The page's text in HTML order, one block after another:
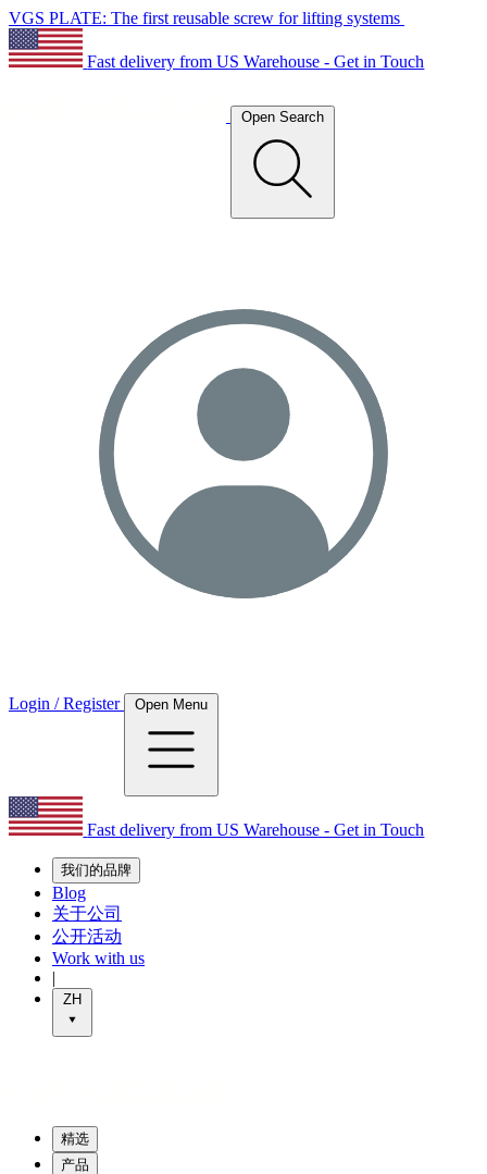
VGS PLATE: The first reusable screw for lifting systems
Fast delivery from US Warehouse - Get in Touch
Open Search
Login / Register Open Menu
Fast delivery from US Warehouse - Get in Touch
我们的品牌
Blog
关于公司
公开活动
Work with us
|
ZH
精选
产品